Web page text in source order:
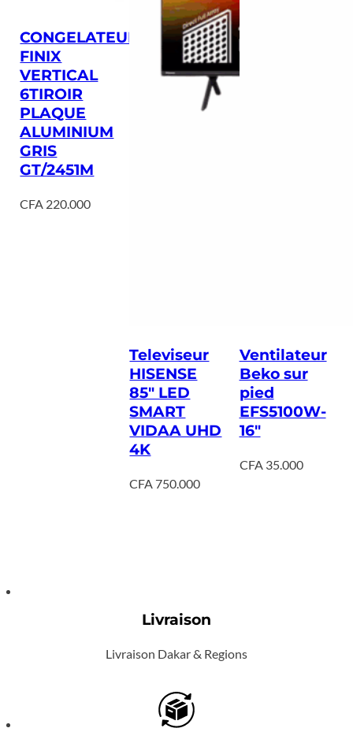
CONGELATEUR
FINIX
VERTICAL
6TIROIR
PLAQUE
ALUMINIUM
GRIS
GT/2451M
CFA 220.000
Televiseur
HISENSE
85″ LED
SMART
VIDAA UHD
4K
CFA 750.000
Ventilateur
Beko sur
pied
EFS5100W-
16″
CFA35.000
Livraison
Livraison Dakar & Regions